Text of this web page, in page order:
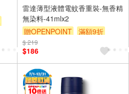
雷達薄型液體電蚊香重裝-無香精
無染料-41mlx2
贈OPENPOINT
滿額9折
贈$200
$ 219
$186